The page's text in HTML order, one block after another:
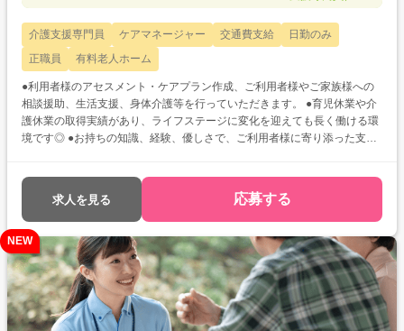
介護支援専門員 ケアマネージャー 交通費支給
日勤のみ
正職員
有料老人ホーム
●利用者様のアセスメント・ケアプラン作成、ご利用者様やご家族様への
相談援助、生活支援、身体介護等を行っていただきます。 ●育児休業や介
護休業の取得実績があり、ライフステージに変化を迎えても長く働ける環
境です◎ ●お持ちの知識、経験、優しさで、ご利用者様に寄り添った支援
求人を見る 応募する
NEW